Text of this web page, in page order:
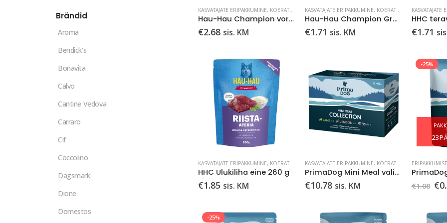
KASVATAJATE ERIPAKKUMINE, KOERATOIT LEMMIKLOOM ,MÄRGTOIDUD
Hau-Hau Champion vorst veiselihaga 500g
€2.68 sis. KM
KASVATAJATE ERIPAKKUMINE, KOERATOIT LEMMIKLOOM ,
Hau-Hau Champion GrainFree eine koertele kalaga 150g
€1.71 sis. KM
KASVATAJATE
€1.71
KASVATAJATE ERIPAKKUMINE, KOERATOIT LEMMIKLOOM ,MÄRGTOIDUD
HHC Ulukiliha eine 260 g
€1.85 sis. KM
KASVATAJATE ERIPAKKUMINE, KOERATOIT LEMMIKLOOM,
PrimaDog Mini Meal valik 12x85g
€10.78 sis. KM
-25%
23
€1.08 €
-25%
Brändid
Aroma
Bendick's
Bonavita
Calvo
Cantine Vedova
Carraro
Cif
Coccolino
Dagsmark
Dione
Domestos